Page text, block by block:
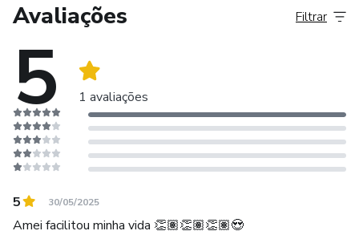
Avaliações
5 1 avaliações
Filtrar
5 30/05/2025
Amei facilitou minha vida 👏🏽👏🏽👏🏽😍